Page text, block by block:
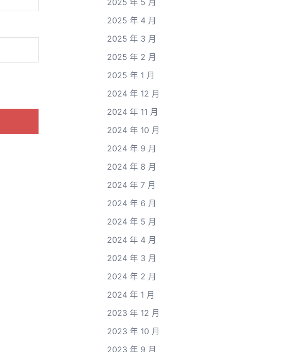
2025 年 5 月
2025 年 4 月
2025 年 3 月
2025 年 2 月
2025 年 1 月
2024 年 12 月
2024 年 11 月
2024 年 10 月
2024 年 9 月
2024 年 8 月
2024 年 7 月
2024 年 6 月
2024 年 5 月
2024 年 4 月
2024 年 3 月
2024 年 2 月
2024 年 1 月
2023 年 12 月
2023 年 10 月
2023 年 9 月